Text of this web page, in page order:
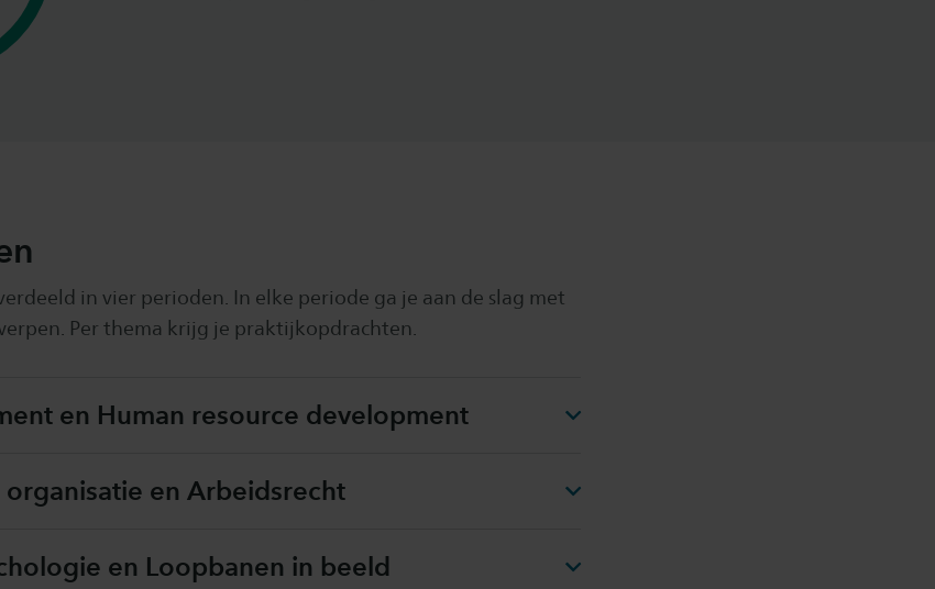
in vier perioden. In elke periode ga je aan de slag met
Per thema krijg je praktijkopdrachten.
en Human resource development
en Arbeidsrecht
en Loopbanen in beeld